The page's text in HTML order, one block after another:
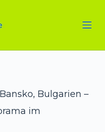
Bulgarien –
im